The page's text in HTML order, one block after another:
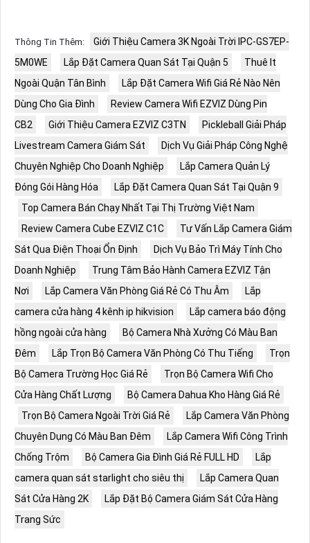
Thông Tin Thêm:
Giới Thiệu Camera 3K Ngoài Trời IPC-GS7EP-
5M0WE
Lắp Đặt Camera Quan Sát Tại Quận 5
Thuê It
Ngoài Quận Tân Bình
Lắp Đặt Camera Wifi Giá Rẻ Nào Nên
Dùng Cho Gia Đình
Review Camera Wifi EZVIZ Dùng Pin
CB2
Giới Thiệu Camera EZVIZ C3TN
Pickleball Giải Pháp
Livestream Camera Giám Sát
Dịch Vụ Giải Pháp Công Nghệ
Chuyên Nghiệp Cho Doanh Nghiệp
Lắp Camera Quản Lý
Đóng Gói Hàng Hóa
Lắp Đặt Camera Quan Sát Tại Quận 9
Top Camera Bán Chạy Nhất Tại Thị Trường Việt Nam
Review Camera Cube EZVIZ C1C
Tư Vấn Lắp Camera Giám
Sát Qua Điện Thoại Ổn Định
Dịch Vụ Bảo Trì Máy Tính Cho
Doanh Nghiệp
Trung Tâm Bảo Hành Camera EZVIZ Tận
Nơi
Lắp Camera Văn Phòng Giá Rẻ Có Thu Âm
Lắp
camera cửa hàng 4 kênh ip hikvision
Lắp camera báo động
hồng ngoài cửa hàng
Bộ Camera Nhà Xưởng Có Màu Ban
Đêm
Lắp Trọn Bộ Camera Văn Phòng Có Thu Tiếng
Trọn
Bộ Camera Trường Học Giá Rẻ
Trọn Bộ Camera Wifi Cho
Cửa Hàng Chất Lượng
Bộ Camera Dahua Kho Hàng Giá Rẻ
Trọn Bộ Camera Ngoài Trời Giá Rẻ
Lắp Camera Văn Phòng
Chuyên Dụng Có Màu Ban Đêm
Lắp Camera Wifi Công Trình
Chống Trộm
Bộ Camera Gia Đình Giá Rẻ FULL HD
Lắp
camera quan sát starlight cho siêu thị
Lắp Camera Quan
Sát Cửa Hàng 2K
Lắp Đặt Bộ Camera Giám Sát Cửa Hàng
Trang Sức